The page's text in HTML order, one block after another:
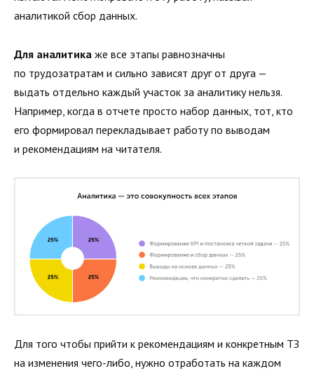
аналитикой сбор данных.
Для аналитика же все этапы равнозначны
по трудозатратам и сильно зависят друг от друга —
выдать отдельно каждый участок за аналитику нельзя.
Например, когда в отчете просто набор данных, тот, кто
его формировал перекладывает работу по выводам
и рекомендациям на читателя.
Для того чтобы прийти к рекомендациям и конкретным ТЗ
на изменения чего-либо, нужно отработать на каждом